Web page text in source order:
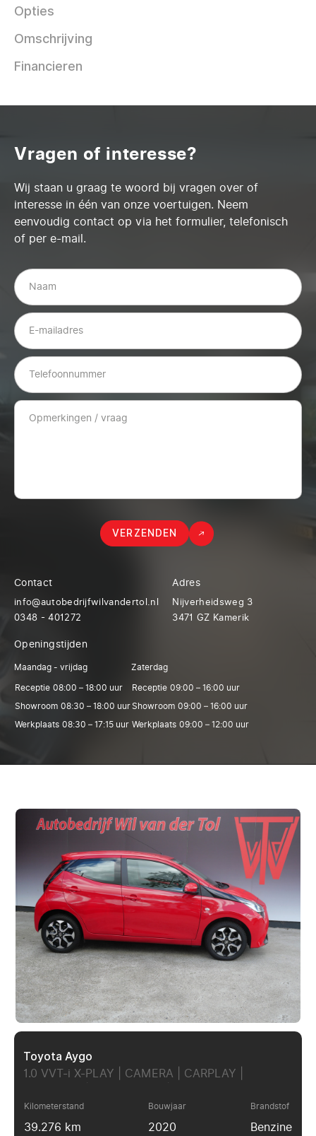
Opties
Omschrijving
Financieren
Vragen of interesse?
Wij staan u graag te woord bij vragen over of
interesse in één van onze voertuigen. Neem
eenvoudig contact op via het formulier, telefonisch
of per e-mail.
VERZENDEN
Contact
info@autobedrijfwilvandertol.nl
0348 - 401272
Adres
Nijverheidsweg 3
3471 GZ Kamerik
Openingstijden
Maandag - vrijdag
Receptie 08:00 – 18:00 uur
Showroom 08:30 – 18:00 uur
Werkplaats 08:30 – 17:15 uur
Zaterdag
Receptie 09:00 – 16:00 uur
Showroom 09:00 – 16:00 uur
Werkplaats 09:00 – 12:00 uur
Toyota Aygo
1.0 VVT-i X-PLAY | CAMERA | CARPLAY |
Kilometerstand
39.276 km
Bouwjaar
2020
Brandstof
Benzine